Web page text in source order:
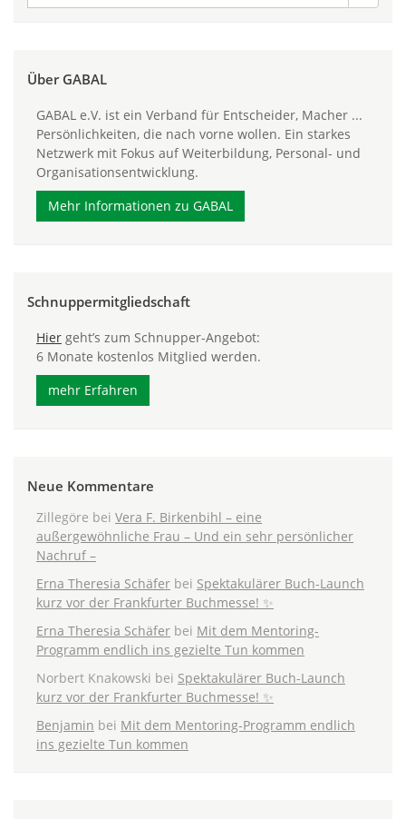
Über GABAL
GABAL e.V. ist ein Verband für Entscheider, Macher ...
Persönlichkeiten, die nach vorne wollen. Ein starkes
Netzwerk mit Fokus auf Weiterbildung, Personal- und
Organisationsentwicklung.
Mehr Informationen zu GABAL
Schnuppermitgliedschaft
Hier geht’s zum Schnupper-Angebot:
6 Monate kostenlos Mitglied werden.
mehr Erfahren
Neue Kommentare
Zillegöre bei Vera F. Birkenbihl – eine
außergewöhnliche Frau – Und ein sehr persönlicher
Nachruf –
Erna Theresia Schäfer bei Spektakulärer Buch-Launch
kurz vor der Frankfurter Buchmesse! ✨
Erna Theresia Schäfer bei Mit dem Mentoring-
Programm endlich ins gezielte Tun kommen
Norbert Knakowski bei Spektakulärer Buch-Launch
kurz vor der Frankfurter Buchmesse! ✨
Benjamin bei Mit dem Mentoring-Programm endlich
ins gezielte Tun kommen